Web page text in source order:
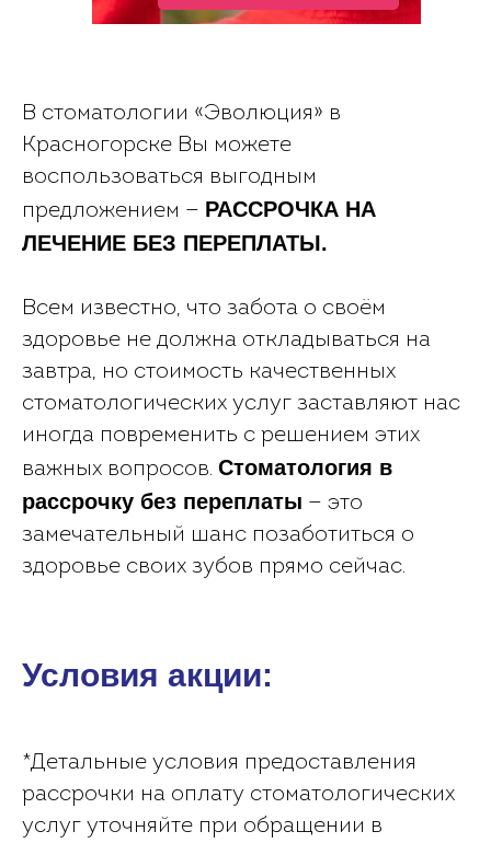
В стоматологии «Эволюция» в
Красногорске Вы можете
воспользоваться выгодным
предложением — РАССРОЧКА НА
ЛЕЧЕНИЕ БЕЗ ПЕРЕПЛАТЫ.
Всем известно, что забота о своём
здоровье не должна откладываться на
завтра, но стоимость качественных
стоматологических услуг заставляют нас
иногда повременить с решением этих
важных вопросов. Стоматология в
рассрочку без переплаты — это
замечательный шанс позаботиться о
здоровье своих зубов прямо сейчас.
Условия акции:
*Детальные условия предоставления
рассрочки на оплату стоматологических
услуг уточняйте при обращении в